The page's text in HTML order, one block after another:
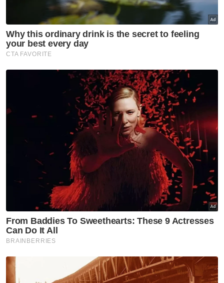
Gerai sate B40 diusahakan Nordin bersama isterinya.
"Pada awal pagi, saya dan isteri akan ke pasar
untuk membeli ayam, daging dan bahan-
bahan lain yang diperlukan untuk perap sate.
akan diproses menjadi sate. Selain itu, kami
turut membuat kuah kacang dan merebus